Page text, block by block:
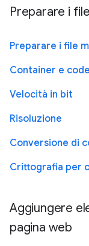
Preparare i
Preparare i file
Container e
Velocità in bit
Risoluzione
Conversione di
Crittografia per
Aggiungere
pagina web